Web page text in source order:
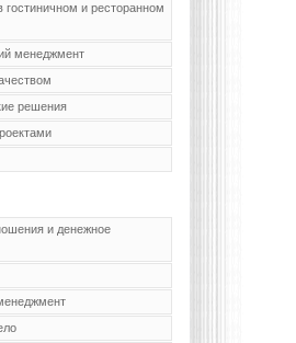
и ресторанном
менеджмент
решения
и денежное